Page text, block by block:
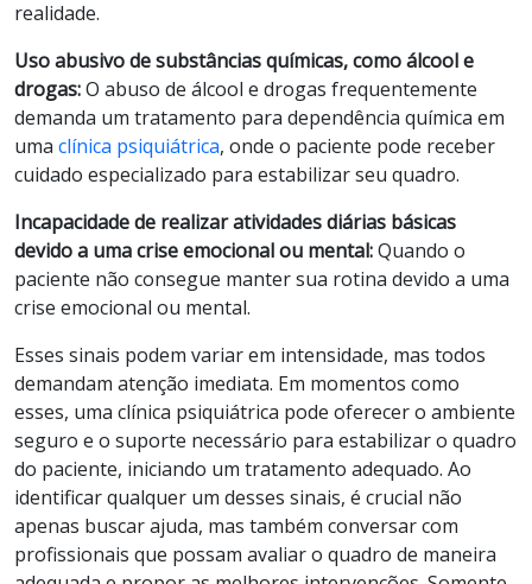
realidade.
Uso abusivo de substâncias químicas, como álcool e
drogas:O abuso de álcool e drogas frequentemente
demanda um tratamento para dependência química em
uma clínica psiquiátrica, onde o paciente pode receber
cuidado especializado para estabilizar seu quadro.
Incapacidade de realizar atividades diárias básicas
devido a uma crise emocional ou mental:Quando o
paciente não consegue manter sua rotina devido a uma
crise emocional ou mental.
Esses sinais podem variar em intensidade, mas todos
demandam atenção imediata. Em momentos como
esses, uma clínica psiquiátrica pode oferecer o ambiente
seguro e o suporte necessário para estabilizar o quadro
do paciente, iniciando um tratamento adequado. Ao
identificar qualquer um desses sinais, é crucial não
apenas buscar ajuda, mas também conversar com
profissionais que possam avaliar o quadro de maneira